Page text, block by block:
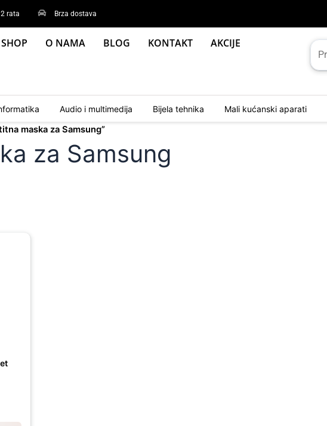
rata Brza dostava
SHOP O NAMA BLOG KONTAKT AKCIJE
Audio i multimedija Bijela tehnika Mali kućanski aparati
maska za Samsung”
za Samsung